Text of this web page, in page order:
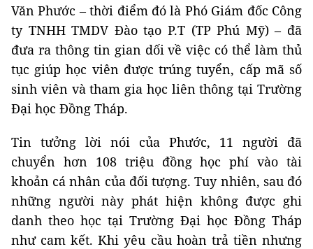
Văn Phước – thời điểm đó là Phó Giám đốc Công
ty TNHH TMDV Đào tạo P.T (TP Phú Mỹ) – đã
đưa ra thông tin gian dối về việc có thể làm thủ
tục giúp học viên được trúng tuyển, cấp mã số
sinh viên và tham gia học liên thông tại Trường
Đại học Đồng Tháp.
Tin tưởng lời nói của Phước, 11 người đã
chuyển hơn 108 triệu đồng học phí vào tài
khoản cá nhân của đối tượng. Tuy nhiên, sau đó
những người này phát hiện không được ghi
danh theo học tại Trường Đại học Đồng Tháp
như cam kết. Khi yêu cầu hoàn trả tiền nhưng